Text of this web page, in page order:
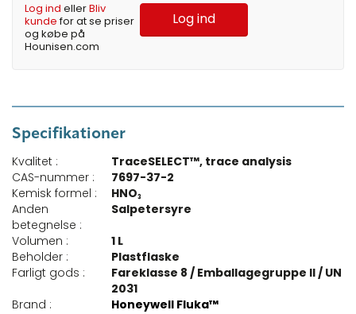
Log ind ellerBliv
kundefor at se priser
og købe på
Hounisen.com
Log ind
Specifikationer
Kvalitet :
TraceSELECT™, trace analysis
CAS-nummer :
7697-37-2
Kemisk formel :
HNO₃
Anden
betegnelse :
Salpetersyre
Volumen :
1 L
Beholder :
Plastflaske
Farligt gods :
Fareklasse 8 / Emballagegruppe II / UN
2031
Brand :
Honeywell Fluka™